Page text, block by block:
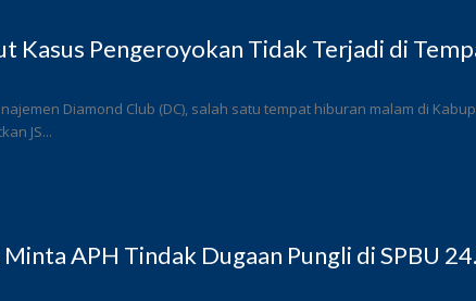
Kasus Pengeroyokan Tidak Terjadi di
Diamond Club (DC), salah satu tempat hiburan malam di
JS...
APH Tindak Dugaan Pungli di SPBU